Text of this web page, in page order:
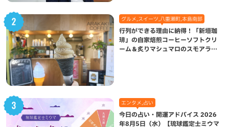
グルメ,スイーツ,八重瀬町,本島南部
行列ができる理由に納得！「新垣珈
琲」の自家焙煎コーヒーソフトクリ
ーム＆炙りマシュマロのスモアラテ
エンタメ,占い
今日の占い・開運アドバイス 2026
年8月5日（水）【琉球鑑定士ミウマ